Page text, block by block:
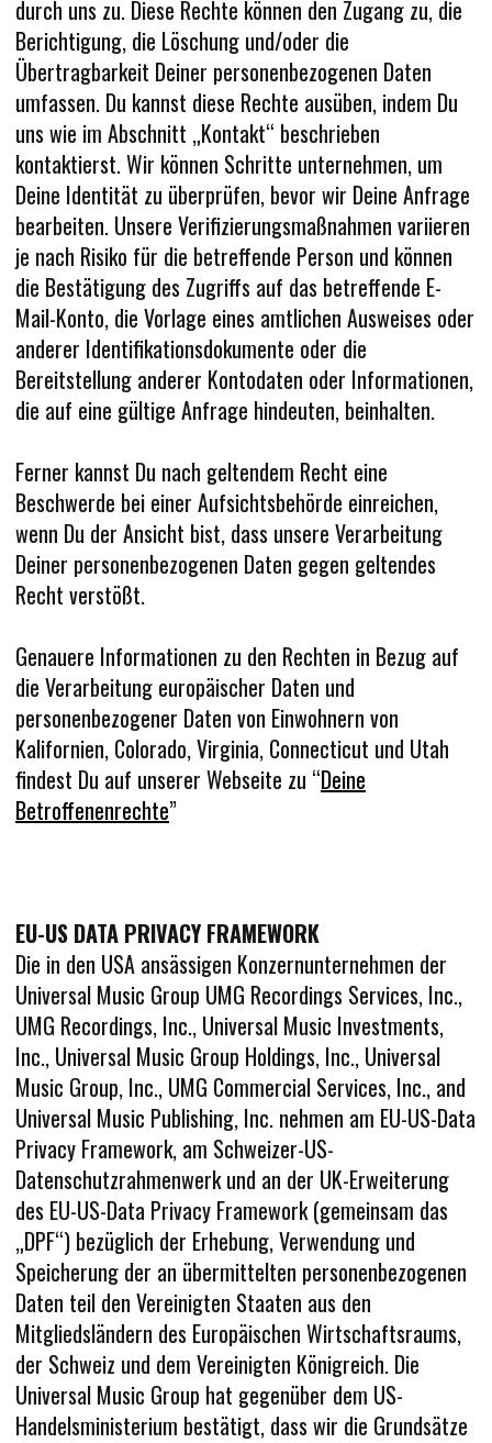
durch uns zu. Diese Rechte können den Zugang zu, die
Berichtigung, die Löschung und/oder die
Übertragbarkeit Deiner personenbezogenen Daten
umfassen. Du kannst diese Rechte ausüben, indem Du
uns wie im Abschnitt „Kontakt“ beschrieben
kontaktierst. Wir können Schritte unternehmen, um
Deine Identität zu überprüfen, bevor wir Deine Anfrage
bearbeiten. Unsere Verifizierungsmaßnahmen variieren
je nach Risiko für die betreffende Person und können
die Bestätigung des Zugriffs auf das betreffende E-
Mail-Konto, die Vorlage eines amtlichen Ausweises oder
anderer Identifikationsdokumente oder die
Bereitstellung anderer Kontodaten oder Informationen,
die auf eine gültige Anfrage hindeuten, beinhalten.
Ferner kannst Du nach geltendem Recht eine
Beschwerde bei einer Aufsichtsbehörde einreichen,
wenn Du der Ansicht bist, dass unsere Verarbeitung
Deiner personenbezogenen Daten gegen geltendes
Recht verstößt.
Genauere Informationen zu den Rechten in Bezug auf
die Verarbeitung europäischer Daten und
personenbezogener Daten von Einwohnern von
Kalifornien, Colorado, Virginia, Connecticut und Utah
findest Du auf unserer Webseite zu “Deine
Betroffenenrechte”
EU-US DATA PRIVACY FRAMEWORK
Die in den USA ansässigen Konzernunternehmen der
Universal Music Group UMG Recordings Services, Inc.,
UMG Recordings, Inc., Universal Music Investments,
Inc., Universal Music Group Holdings, Inc., Universal
Music Group, Inc., UMG Commercial Services, Inc., and
Universal Music Publishing, Inc. nehmen am EU-US-Data
Privacy Framework, am Schweizer-US-
Datenschutzrahmenwerk und an der UK-Erweiterung
des EU-US-Data Privacy Framework (gemeinsam das
„DPF“) bezüglich der Erhebung, Verwendung und
Speicherung der an übermittelten personenbezogenen
Daten teil den Vereinigten Staaten aus den
Mitgliedsländern des Europäischen Wirtschaftsraums,
der Schweiz und dem Vereinigten Königreich. Die
Universal Music Group hat gegenüber dem US-
Handelsministerium bestätigt, dass wir die Grundsätze